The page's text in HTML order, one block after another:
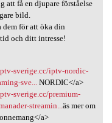
att få en djupare förståelse
bild.
för att öka din
och ditt intresse!
sverige.cc/iptv-nordic-
sve...NORDIC</a>
sverige.cc/premium-
streamin...äs mer om
a>